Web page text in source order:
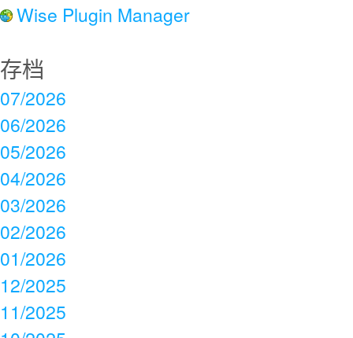
Wise Plugin Manager
存档
07/2026
06/2026
05/2026
04/2026
03/2026
02/2026
01/2026
12/2025
11/2025